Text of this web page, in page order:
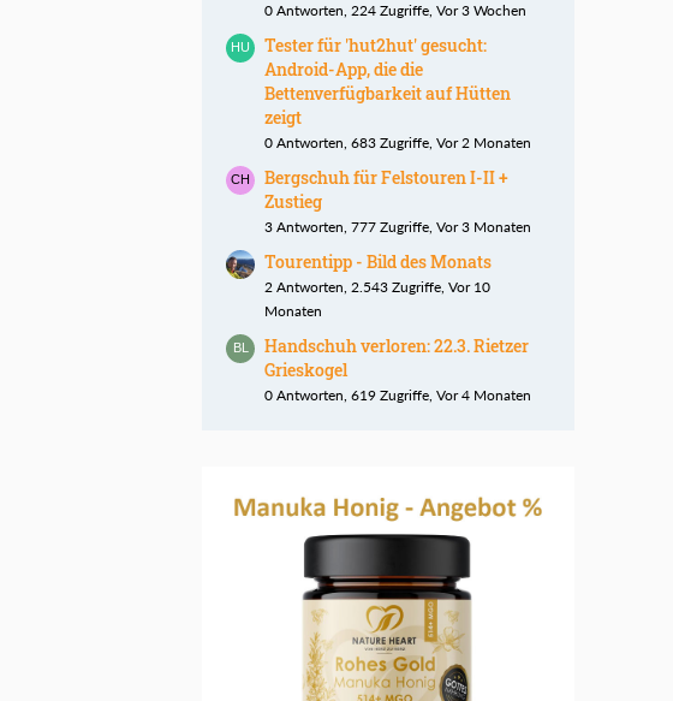
0 Antworten, 224 Zugriffe, Vor 3 Wochen
Tester für 'hut2hut' gesucht:
Android-App, die die
Bettenverfügbarkeit auf Hütten
zeigt
0 Antworten, 683 Zugriffe, Vor 2 Monaten
Bergschuh für Felstouren I-II +
Zustieg
3 Antworten, 777 Zugriffe, Vor 3 Monaten
Tourentipp - Bild des Monats
2 Antworten, 2.543 Zugriffe, Vor 10
Monaten
Handschuh verloren: 22.3. Rietzer
Grieskogel
0 Antworten, 619 Zugriffe, Vor 4 Monaten